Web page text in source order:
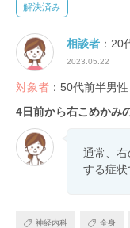
解決済み
相談者 ：20
2023.05.22
対象者 ：50代前半男性
4日前から右こめかみ
通常、
する症状
神経内科 全身